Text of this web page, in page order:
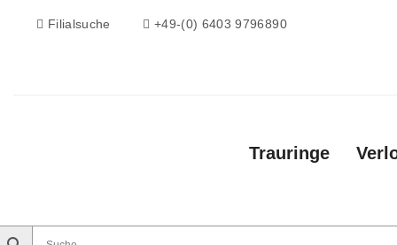
Filialsuche +49-(0) 6403 9796890
Trauringe